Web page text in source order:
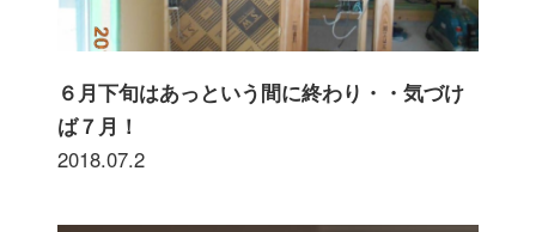
６月下旬はあっという間に終わり・・気づけ
ば７月！
2018.07.2